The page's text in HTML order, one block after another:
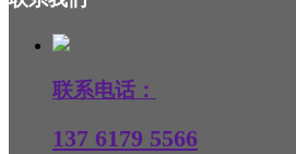
联系电话：
137 6179 5566